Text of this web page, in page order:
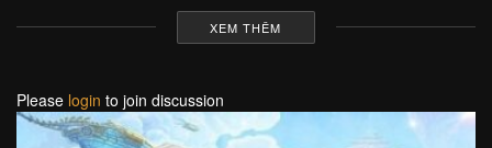
XEM THÊM
Please login to join discussion